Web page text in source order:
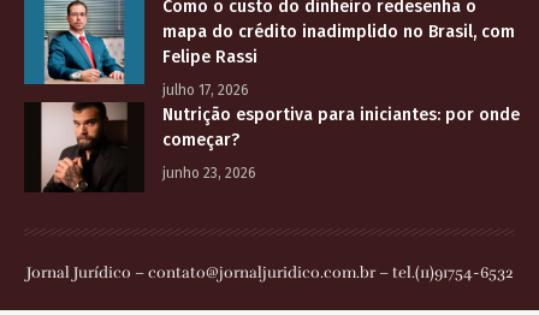
Como o custo do dinheiro redesenha o
mapa do crédito inadimplido no Brasil, com
Felipe Rassi
julho 17, 2026
Nutrição esportiva para iniciantes: por onde
começar?
junho 23, 2026
Jornal Jurídico –contato@jornaljuridico.com.br– tel.(11)91754-6532